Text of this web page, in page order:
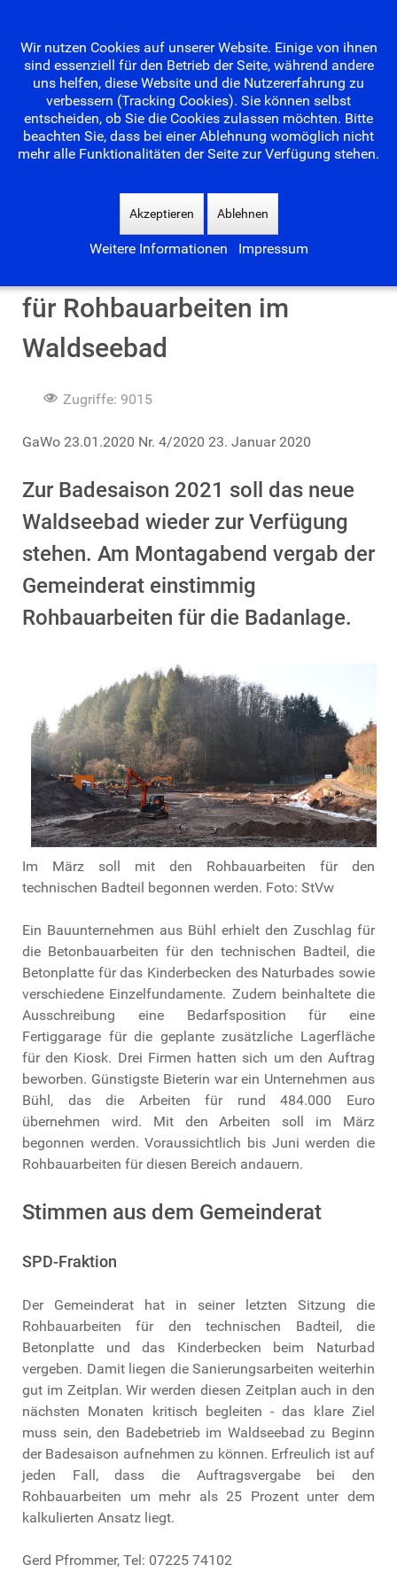
Suchen
für Rohbauarbeiten im
Waldseebad
Zugriffe: 9015
GaWo 23.01.2020 Nr. 4/2020 23. Januar 2020
Zur Badesaison 2021 soll das neue
Waldseebad wieder zur Verfügung
stehen. Am Montagabend vergab der
Gemeinderat einstimmig
Rohbauarbeiten für die Badanlage.
Im März soll mit den Rohbauarbeiten für den
technischen Badteil begonnen werden. Foto: StVw
Ein Bauunternehmen aus Bühl erhielt den Zuschlag für
die Betonbauarbeiten für den technischen Badteil, die
Betonplatte für das Kinderbecken des Naturbades sowie
verschiedene Einzelfundamente. Zudem beinhaltete die
Ausschreibung eine Bedarfsposition für eine
Fertiggarage für die geplante zusätzliche Lagerfläche
für den Kiosk. Drei Firmen hatten sich um den Auftrag
beworben. Günstigste Bieterin war ein Unternehmen aus
Bühl, das die Arbeiten für rund 484.000 Euro
übernehmen wird. Mit den Arbeiten soll im März
begonnen werden. Voraussichtlich bis Juni werden die
Rohbauarbeiten für diesen Bereich andauern.
Stimmen aus dem Gemeinderat
SPD-Fraktion
Der Gemeinderat hat in seiner letzten Sitzung die
Rohbauarbeiten für den technischen Badteil, die
Betonplatte und das Kinderbecken beim Naturbad
vergeben. Damit liegen die Sanierungsarbeiten weiterhin
gut im Zeitplan. Wir werden diesen Zeitplan auch in den
nächsten Monaten kritisch begleiten - das klare Ziel
muss sein, den Badebetrieb im Waldseebad zu Beginn
der Badesaison aufnehmen zu können. Erfreulich ist auf
jeden Fall, dass die Auftragsvergabe bei den
Rohbauarbeiten um mehr als 25 Prozent unter dem
kalkulierten Ansatz liegt.
Gerd Pfrommer, Tel: 07225 74102
Wir nutzen Cookies auf unserer Website. Einige von ihnen
sind essenziell für den Betrieb der Seite, während andere
uns helfen, diese Website und die Nutzererfahrung zu
verbessern (Tracking Cookies). Sie können selbst
entscheiden, ob Sie die Cookies zulassen möchten. Bitte
beachten Sie, dass bei einer Ablehnung womöglich nicht
mehr alle Funktionalitäten der Seite zur Verfügung stehen.
Akzeptieren Ablehnen
Weitere Informationen Impressum